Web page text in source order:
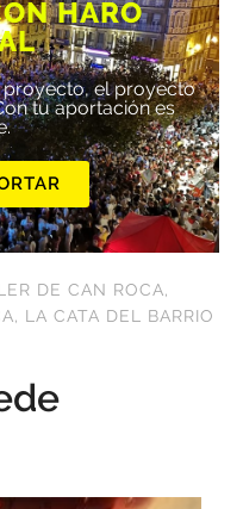
HARO
proyecto, el proyecto
tu aportación es
DE CAN ROCA,
, LA CATA DEL BARRIO